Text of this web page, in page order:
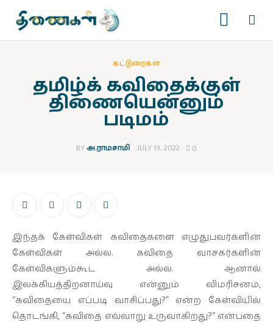
தொடர்கள்
காணொளிகள்
ஆசிரியர் பக்கம்
தொடர்புக்கு
கட்டுரைகள்
தமிழ்க் கவிதைக்குள்
திணையென்னும்
படிமம்
BY அ.ராமசாமி JULY 19, 2022 0
இந்தக் கேள்விகள் கவிதைகளை எழுதுபவர்களின்
கேள்விகள் அல்ல. கவிதை வாசகர்களின்
கேள்விகளும்கூட அல்ல. ஆனால்
இலக்கியத்திறனாய்வு என்னும் விமரிசனம்,
“கவிதையை எப்படி வாசிப்பது?” என்ற கேள்வியில்
தொடங்கி, “கவிதை எவ்வாறு உருவாகிறது?” என்பதை